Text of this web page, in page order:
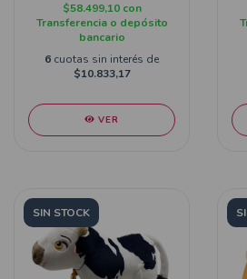
$58.499,10 con
Transferencia o depósito
bancario
6 cuotas sin interés de
$10.833,17
VER
SIN STOCK